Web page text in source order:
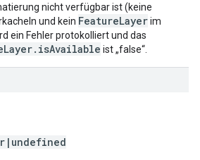
nicht verfügbar ist (keine
und kein FeatureLayerim
ein Fehler protokolliert und das
ist „false“.